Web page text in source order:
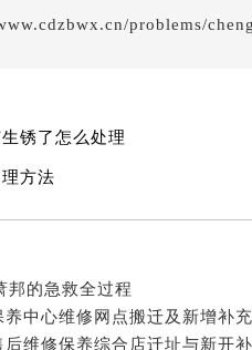
抚顺市新抚区东一路萧邦售后
辽阳市白塔区新运大街萧邦售
盘锦市兴隆台区石油大街萧邦
沈阳市沈河区中街路83号亨
朝阳区建国门外大街甲6号华
problems/
锈了怎么处理
方法
邦的急救全过程